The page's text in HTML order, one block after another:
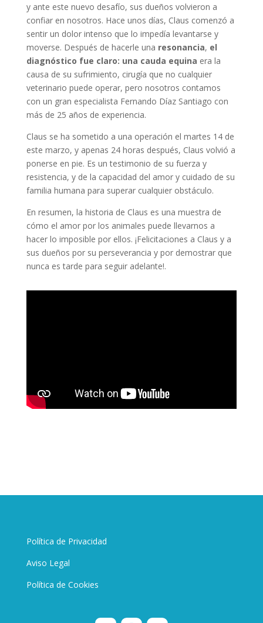
y ante este nuevo desafío, sus dueños volvieron a
confiar en nosotros. Hace unos días, Claus comenzó a
sentir un dolor intenso que lo impedía levantarse y
moverse. Después de hacerle una resonancia, el
diagnóstico fue claro: una cauda equina era la
causa de su sufrimiento, cirugía que no cualquier
veterinario puede operar, pero nosotros contamos
con un gran especialista Fernando Díaz Santiago con
más de 25 años de experiencia.
Claus se ha sometido a una operación el martes 14 de
este marzo, y apenas 24 horas después, Claus volvió a
ponerse en pie. Es un testimonio de su fuerza y
resistencia, y de la capacidad del amor y cuidado de su
familia humana para superar cualquier obstáculo.
En resumen, la historia de Claus es una muestra de
cómo el amor por los animales puede llevarnos a
hacer lo imposible por ellos. ¡Felicitaciones a Claus y a
sus dueños por su perseverancia y por demostrar que
nunca es tarde para seguir adelante!.
Política de Privacidad
Aviso Legal
Política de Cookies